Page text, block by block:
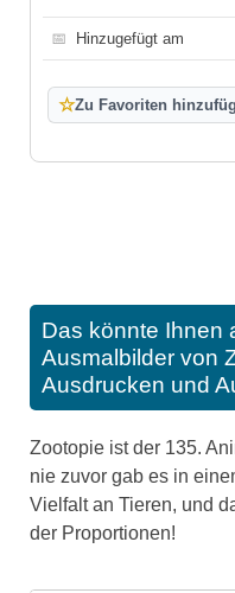
📅 Hinzugefügt am
☆Zu Favoriten
Das könnte Ihnen
Ausmalbilder von
Ausdrucken und
Zootopie ist der 135.
nie zuvor gab es in
Vielfalt an Tieren, und
der Proportionen!